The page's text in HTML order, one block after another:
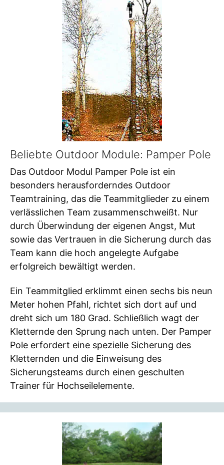
Beliebte Outdoor Module: Pamper Pole
Das Outdoor Modul Pamper Pole ist ein
besonders herausforderndes Outdoor
Teamtraining, das die Teammitglieder zu einem
verlässlichen Team zusammenschweißt. Nur
durch Überwindung der eigenen Angst, Mut
sowie das Vertrauen in die Sicherung durch das
Team kann die hoch angelegte Aufgabe
erfolgreich bewältigt werden.
Ein Teammitglied erklimmt einen sechs bis neun
Meter hohen Pfahl, richtet sich dort auf und
dreht sich um 180 Grad. Schließlich wagt der
Kletternde den Sprung nach unten. Der Pamper
Pole erfordert eine spezielle Sicherung des
Kletternden und die Einweisung des
Sicherungsteams durch einen geschulten
Trainer für Hochseilelemente.